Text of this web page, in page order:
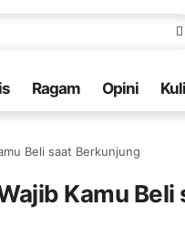
Ragam Opini
Beli saat Berkunjung
Kamu Beli